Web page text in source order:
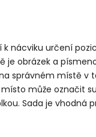
k nácviku určení
je obrázek a
správném místě v
místo může označit
Sada je vhodná